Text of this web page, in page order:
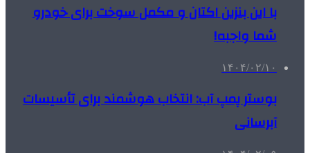
با این بنزین اکتان و مکمل سوخت برای خودرو
شما واجبه!
۱۴۰۴/۰۲/۱۰
بوستر پمپ آب: انتخاب هوشمند برای تأسیسات
آبرسانی